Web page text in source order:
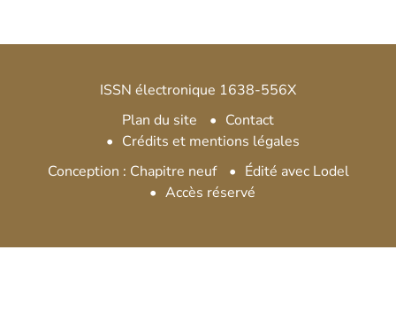
ISSN électronique 1638-556X
Plan du site
Contact
Crédits et mentions légales
Conception : Chapitre neuf
Édité avec Lodel
Accès réservé